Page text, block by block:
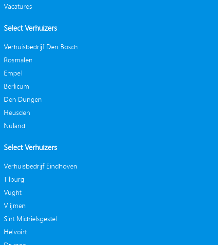
Vacatures
Select Verhuizers
Verhuisbedrijf Den Bosch
Rosmalen
Empel
Berlicum
Den Dungen
Heusden
Nuland
Select Verhuizers
Verhuisbedrijf Eindhoven
Tilburg
Vught
Vlijmen
Sint Michielsgestel
Helvoirt